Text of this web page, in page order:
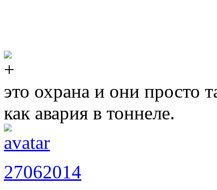
это охрана и они просто
как авария в тоннеле.
27062014